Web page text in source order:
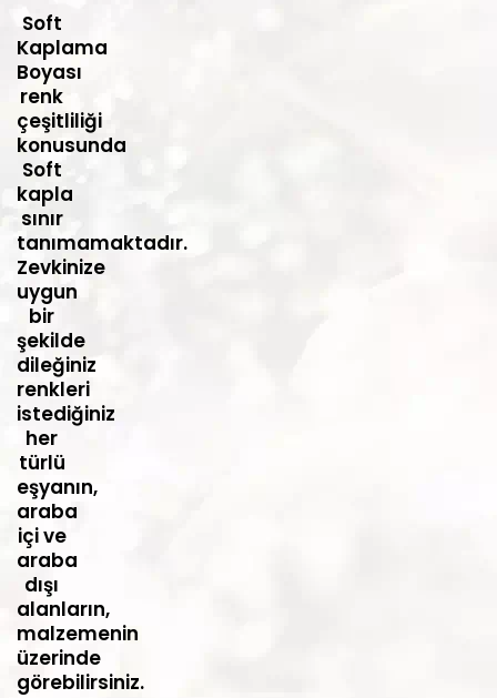
Soft
Kaplama
Boyası
renk
çeşitliliği
konusunda
Soft
kapla
sınır
tanımamaktadır.
Zevkinize
uygun
bir
şekilde
dileğiniz
renkleri
istediğiniz
her
türlü
eşyanın,
araba
içi ve
araba
dışı
alanların,
malzemenin
üzerinde
görebilirsiniz.